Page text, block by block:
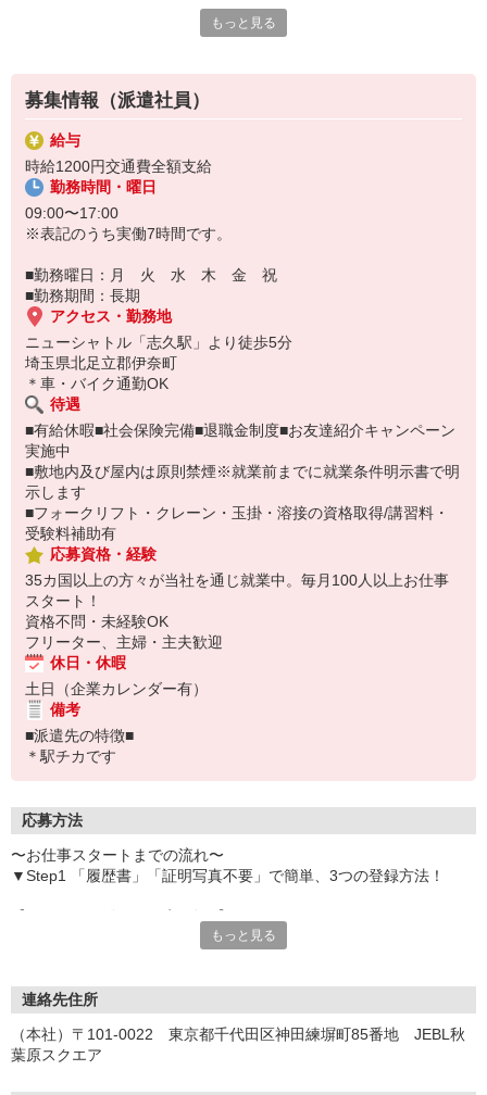
全国にあるお仕事の中から、一人ひとりのスキルや希望条件に応
じたお仕事をご案内します。
登録方法は、【オンライン】【電話】【登録会来場】の3つから
選べます♪
★★履歴書・証明写真は不要！★★
また、ご登録済の方はお仕事の紹介がスムーズです。
ご応募お待ちしています。
勤に便利な【志久駅】から徒歩5分☆
＊座り仕事です
もっと見る
募集情報（派遣社員）
給与
時給1200円交通費全額支給
勤務時間・曜日
09:00〜17:00
※表記のうち実働7時間です。
■勤務曜日：月 火 水 木 金 祝
■勤務期間：長期
アクセス・勤務地
ニューシャトル「志久駅」より徒歩5分
埼玉県北足立郡伊奈町
＊車・バイク通勤OK
待遇
■有給休暇■社会保険完備■退職金制度■お友達紹介キャンペーン
実施中
■敷地内及び屋内は原則禁煙※就業前までに就業条件明示書で明
示します
■フォークリフト・クレーン・玉掛・溶接の資格取得/講習料・
受験料補助有
応募資格・経験
35カ国以上の方々が当社を通じ就業中。毎月100人以上お仕事
スタート！
資格不問・未経験OK
フリーター、主婦・主夫歓迎
休日・休暇
土日（企業カレンダー有）
備考
■派遣先の特徴■
＊駅チカです
応募方法
〜お仕事スタートまでの流れ〜
▼Step1 「履歴書」「証明写真不要」で簡単、3つの登録方法！
いつでも好きな時間に登録OK
受付時間/平日9:00〜19:00
【来場登録（目安1時間30分）】
もっと見る
連絡先住所
（本社）〒101-0022 東京都千代田区神田練塀町85番地 JEBL秋
葉原スクエア